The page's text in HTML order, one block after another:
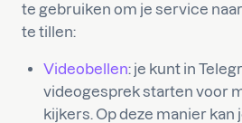
te gebruiken om je service
te tillen:
Videobellen: je kunt in
videogesprek starten voor
kijkers. Op deze manier kan